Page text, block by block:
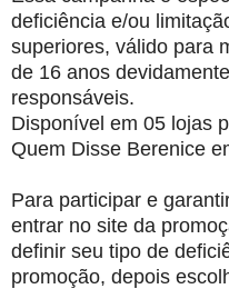
deficiência e/ou
superiores, válido para
de 16 anos
responsáveis.
Disponível em 05 lojas
Quem Disse Berenice
Para participar e
entrar no site da
definir seu tipo de
promoção, depois